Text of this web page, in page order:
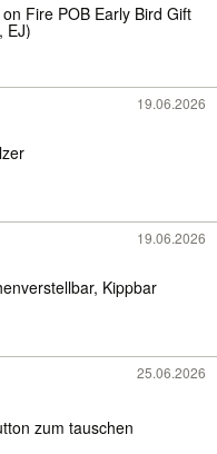
Fire POB Early Bird Gift
EJ)
19.06.2026
19.06.2026
Kippbar
25.06.2026
zum tauschen